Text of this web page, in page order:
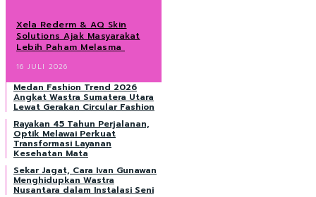
Xela Rederm & AQ Skin
Solutions Ajak Masyarakat
Lebih Paham Melasma
16 JULI 2026
Medan Fashion Trend 2026
Angkat Wastra Sumatera Utara
Lewat Gerakan Circular Fashion
Rayakan 45 Tahun Perjalanan,
Optik Melawai Perkuat
Transformasi Layanan
Kesehatan Mata
Sekar Jagat, Cara Ivan Gunawan
Menghidupkan Wastra
Nusantara dalam Instalasi Seni